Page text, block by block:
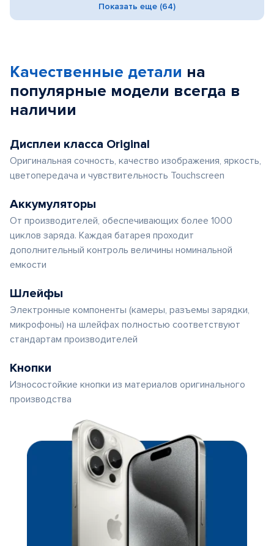
Показать еще (64)
Качественные детали на
популярные модели всегда в
наличии
Дисплеи класса Original
Оригинальная сочность, качество изображения, яркость,
цветопередача и чувствительность Touchscreen
Аккумуляторы
От производителей, обеспечивающих более 1000
циклов заряда. Каждая батарея проходит
дополнительный контроль величины номинальной
емкости
Шлейфы
Электронные компоненты (камеры, разъемы зарядки,
микрофоны) на шлейфах полностью соответствуют
стандартам производителей
Кнопки
Износостойкие кнопки из материалов оригинального
производства